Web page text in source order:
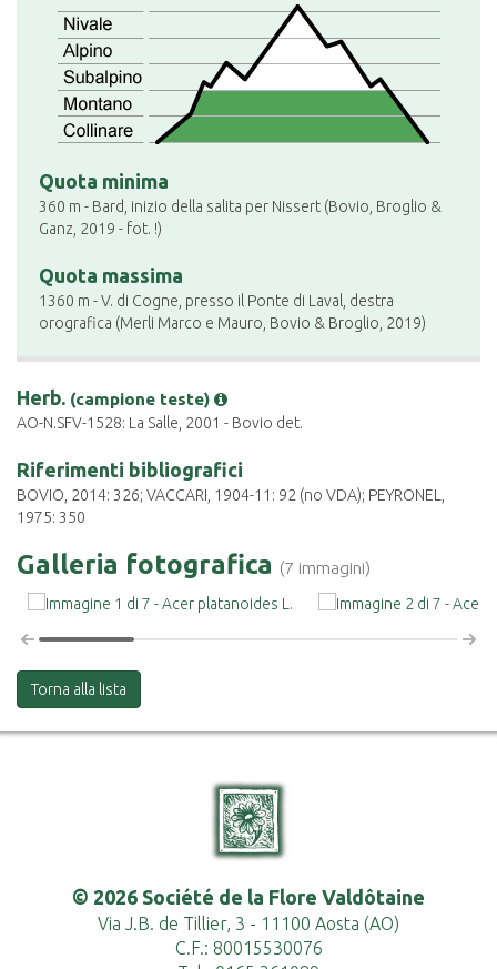
Quota minima
360 m - Bard, inizio della salita per Nissert (Bovio, Broglio &
Ganz, 2019 - fot. !)
Quota massima
1360 m - V. di Cogne, presso il Ponte di Laval, destra
orografica (Merli Marco e Mauro, Bovio & Broglio, 2019)
Herb. (campione teste)
AO-N.SFV-1528: La Salle, 2001 - Bovio det.
Riferimenti bibliografici
BOVIO, 2014: 326; VACCARI, 1904-11: 92 (no VDA); PEYRONEL,
1975: 350
Galleria fotografica (7 immagini)
Torna alla lista
© 2026 Société de la Flore Valdôtaine
Via J.B. de Tillier, 3 - 11100 Aosta (AO)
C.F.: 80015530076